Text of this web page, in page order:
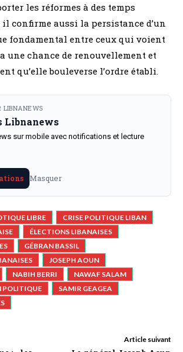
les réformes à des temps
confirme aussi la persistance d’un
fondamental entre ceux qui voient
une chance de renouvellement et
qu’elle bouleverse l’ordre établi.
LIBNANEWS
Libnanews
sur mobile avec notifications et lecture
Masquer
LIBRE
CRISE POLITIQUE LIBAN
ÉLECTIONS LIBANAISES
GÉBRAN BASSIL
JOSEPH AOUN
NABIH BERRI
NAWAF SALAM
POLITIQUE
SAMIR GEAGEA
Article suivant